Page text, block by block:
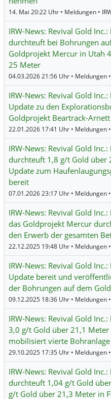
IRW-News: Revival Gold Inc.:
durchteuft bei Bohrungen
Goldprojekt Mercur in Utah
25 Meter
IRW-News: Revival Gold
Update zu den
Goldprojekt Beartrack-
IRW-News: Revival Gold Inc.:
durchteuft 1,8 g/t Gold über
Update zum
bereit
IRW-News: Revival Gold
das Goldprojekt Mercur
den Erwerb der gesamten
IRW-News: Revival Gold
Update bereit und
der Bohrungen auf dem
IRW-News: Revival Gold
3,0 g/t Gold über 21,1
mobilisiert vierte
IRW-News: Revival Gold Inc.:
durchteuft 1,04 g/t Gold
g/t Gold über 21,3 Meter in